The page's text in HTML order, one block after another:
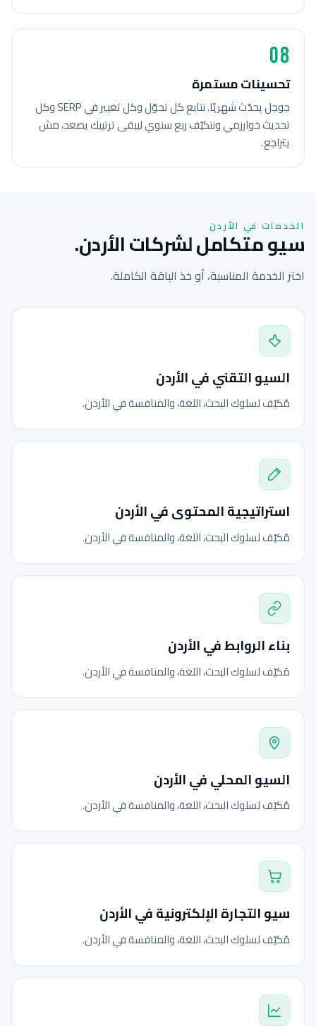
08
تحسينات مستمرة
جوجل يحدّث شهريًا. نتابع كل تحوّل وكل تغيير في SERP وكل
تحديث خوارزمي ونتكيّف ربع سنوي ليبقى ترتيبك يصعد، مش
يتراجع.
الخدمات في الأردن
سيو متكامل لشركات الأردن.
اختر الخدمة المناسبة، أو خذ الباقة الكاملة.
السيو التقني في الأردن
مُكيّف لسلوك البحث، اللغة، والمنافسة في الأردن.
استراتيجية المحتوى في الأردن
مُكيّف لسلوك البحث، اللغة، والمنافسة في الأردن.
بناء الروابط في الأردن
مُكيّف لسلوك البحث، اللغة، والمنافسة في الأردن.
السيو المحلي في الأردن
مُكيّف لسلوك البحث، اللغة، والمنافسة في الأردن.
سيو التجارة الإلكترونية في الأردن
مُكيّف لسلوك البحث، اللغة، والمنافسة في الأردن.